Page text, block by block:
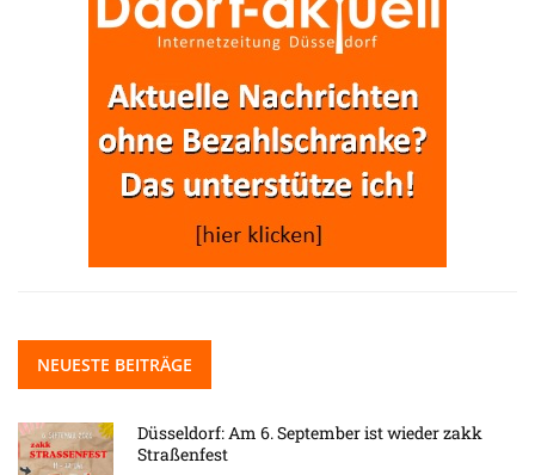
NEUESTE BEITRÄGE
Düsseldorf: Am 6. September ist wieder zakk
Straßenfest